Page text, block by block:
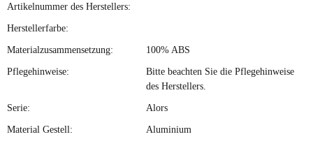
Artikelnummer des Herstellers:
Herstellerfarbe:
Materialzusammensetzung: 100% ABS
Pflegehinweise:
Bitte beachten Sie die Pflegehinweise
des Herstellers.
Serie: Alors
Material Gestell: Aluminium